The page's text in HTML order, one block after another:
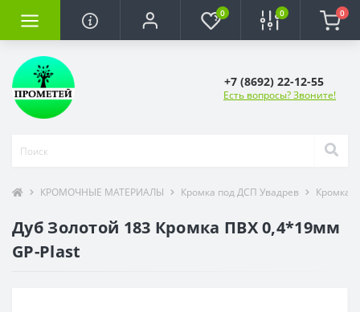
0 0 0
+7 (8692) 22-12-55
Есть вопросы? Звоните!
КРОМОЧНЫЕ МАТЕРИАЛЫ Кромка под ДСП Увадрев Кромка
Дуб Золотой 183 Кромка ПВХ 0,4*19мм
GP-Plast